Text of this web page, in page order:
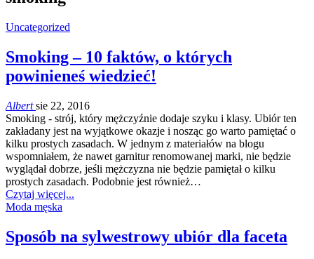
Uncategorized
Smoking – 10 faktów, o których
powinieneś wiedzieć!
Albertsie 22, 2016
Smoking - strój, który mężczyźnie dodaje szyku i klasy. Ubiór ten
zakładany jest na wyjątkowe okazje i nosząc go warto pamiętać o
kilku prostych zasadach. W jednym z materiałów na blogu
wspomniałem, że nawet garnitur renomowanej marki, nie będzie
wyglądał dobrze, jeśli mężczyzna nie będzie pamiętał o kilku
prostych zasadach. Podobnie jest również…
Czytaj więcej...
Moda męska
Sposób na sylwestrowy ubiór dla faceta